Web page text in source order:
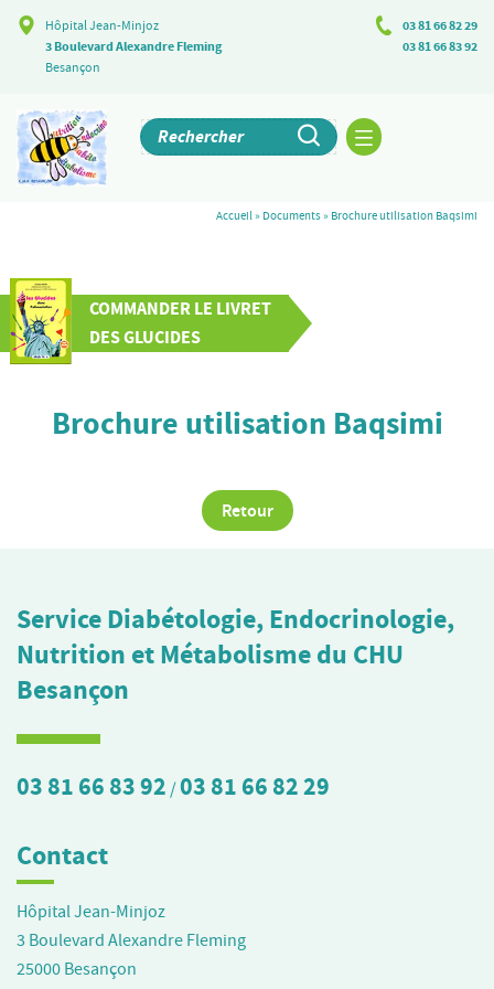
Hôpital Jean-Minjoz
3 Boulevard Alexandre Fleming
Besançon
03 81 66 82 29
03 81 66 83 92
Accueil» Documents» Brochure utilisation Baqsimi
COMMANDER LE LIVRET
DES GLUCIDES
Brochure utilisation Baqsimi
Retour
Service Diabétologie, Endocrinologie,
Nutrition et Métabolisme du CHU
Besançon
03 81 66 83 92 /03 81 66 82 29
Contact
Hôpital Jean-Minjoz
3 Boulevard Alexandre Fleming
25000 Besançon